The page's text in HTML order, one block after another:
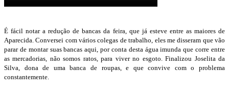
É fácil notar a redução de bancas da feira, que já esteve entre as maiores de
Aparecida. Conversei com vários colegas de trabalho, eles me disseram que vão
parar de montar suas bancas aqui, por conta desta água imunda que corre entre
as mercadorias, não somos ratos, para viver no esgoto. Finalizou Joselita da
Silva, dona de uma banca de roupas, e que convive com o problema
constantemente.